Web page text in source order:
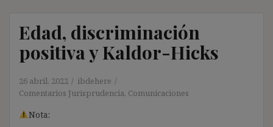
Edad, discriminación
positiva y Kaldor-Hicks
26 abril, 2022
ibdehere
Comentarios Jurisprudencia, Comunicaciones
Nota: